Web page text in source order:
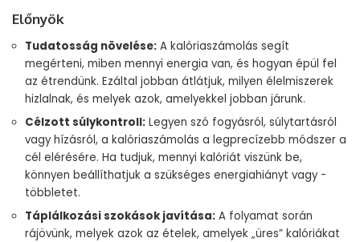
Előnyök
Tudatosság növelése: A kalóriaszámolás segít
megérteni, miben mennyi energia van, és hogyan épül fel
az étrendünk. Ezáltal jobban átlátjuk, milyen élelmiszerek
hizlalnak, és melyek azok, amelyekkel jobban járunk.
Célzott súlykontroll: Legyen szó fogyásról, súlytartásról
vagy hízásról, a kalóriaszámolás a legprecízebb módszer a
cél elérésére. Ha tudjuk, mennyi kalóriát viszünk be,
könnyen beállíthatjuk a szükséges energiahiányt vagy -
többletet.
Táplálkozási szokások javítása: A folyamat során
rájövünk, melyek azok az ételek, amelyek „üres” kalóriákat